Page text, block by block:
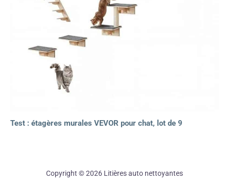
Test : étagères murales VEVOR pour chat, lot de 9
Copyright © 2026 Litières auto nettoyantes